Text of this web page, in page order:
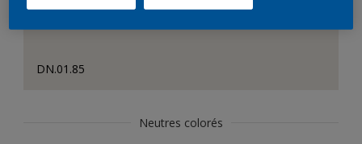
DN.01.85
Neutres colorés